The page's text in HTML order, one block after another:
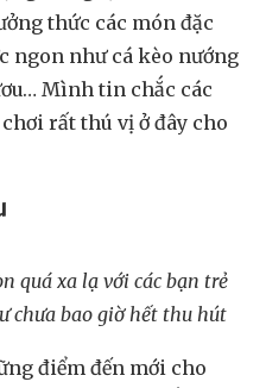
thức các món đặc
ngon như cá kèo nướng
Mình tin chắc các
rất thú vị ở đây cho
quá xa lạ với các bạn trẻ
chưa bao giờ hết thu hút
điểm đến mới cho